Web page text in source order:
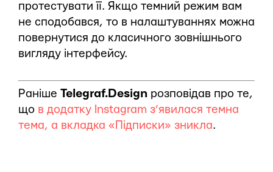
протестувати її. Якщо темний режим вам
не сподобався, то в налаштуваннях можна
повернутися до класичного зовнішнього
вигляду інтерфейсу.
Раніше Telegraf.Design розповідав про те,
що в додатку Instagram з’явилася темна
тема, а вкладка «Підписки» зникла.